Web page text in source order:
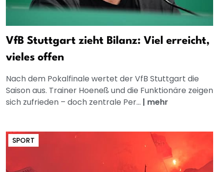
VfB Stuttgart zieht Bilanz: Viel erreicht,
vieles offen
Nach dem Pokalfinale wertet der VfB Stuttgart die
Saison aus. Trainer Hoeneß und die Funktionäre zeigen
sich zufrieden – doch zentrale Per... | mehr
SPORT